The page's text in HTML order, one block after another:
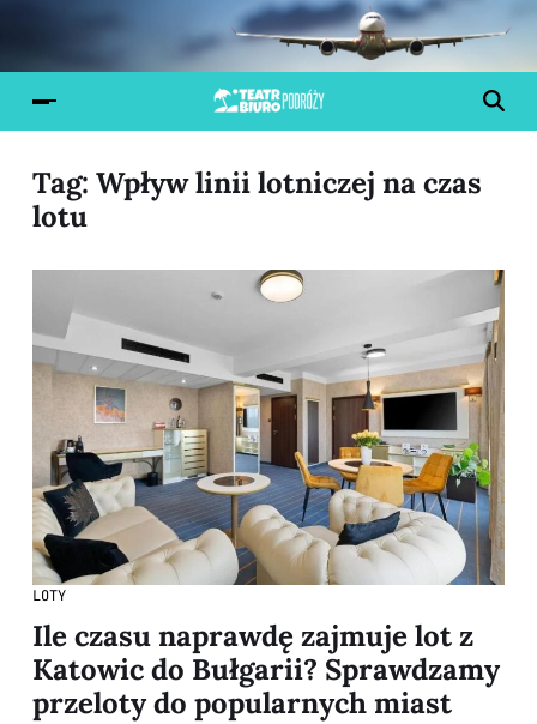
Tag: Wpływ linii lotniczej na czas
lotu
LOTY
Ile czasu naprawdę zajmuje lot z
Katowic do Bułgarii? Sprawdzamy
przeloty do popularnych miast